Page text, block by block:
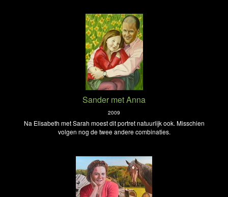
Sander met Anna
2009
Na Elisabeth met Sarah moest dit portret natuurlijk ook. Misschien
volgen nog de twee andere combinaties.